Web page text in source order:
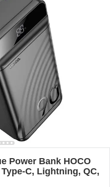
Power Bank HOCO
C, Lightning, QC,